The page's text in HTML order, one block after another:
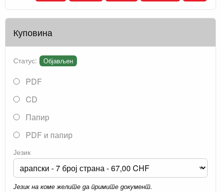
Куповина
Статус: Објављен
PDF
CD
Папир
PDF и папир
Језик
Језик на коме желите да примите документ.